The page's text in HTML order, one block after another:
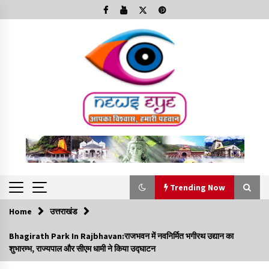
to
Trending Now
Trending Now
Minorities Rights Day : विश्व अल्पसंख्यक अधिकार दिवस
कार्यक्रम में शामिल हुए सीएम,आधुनिक मदरसों का नाम अब्दुल कलाम के नाम
Home उत्तराखंड
Bhagirath Park In Rajbhavan:राजभवन में नवनिर्मित भगीरथ उद्यान का
शुभारम्भ, राज्यपाल और सीएम धामी ने किया उद्घाटन